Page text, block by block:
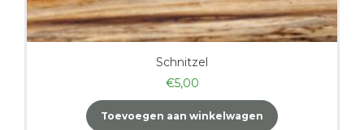
Schnitzel
€5,00
Toevoegen aan winkelwagen